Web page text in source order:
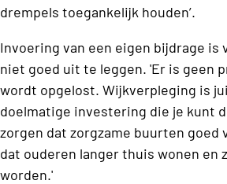
drempels toegankelijk houden’.
Invoering van een eigen bijdrage is
niet goed uit te leggen. 'Er is geen
wordt opgelost. Wijkverpleging is
doelmatige investering die je kunt
zorgen dat zorgzame buurten goed
dat ouderen langer thuis wonen en
worden.'